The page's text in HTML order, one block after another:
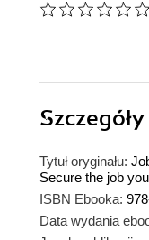
Szczegóły
Tytuł oryginału:
Secure the job
ISBN Ebooka:
Data wydania